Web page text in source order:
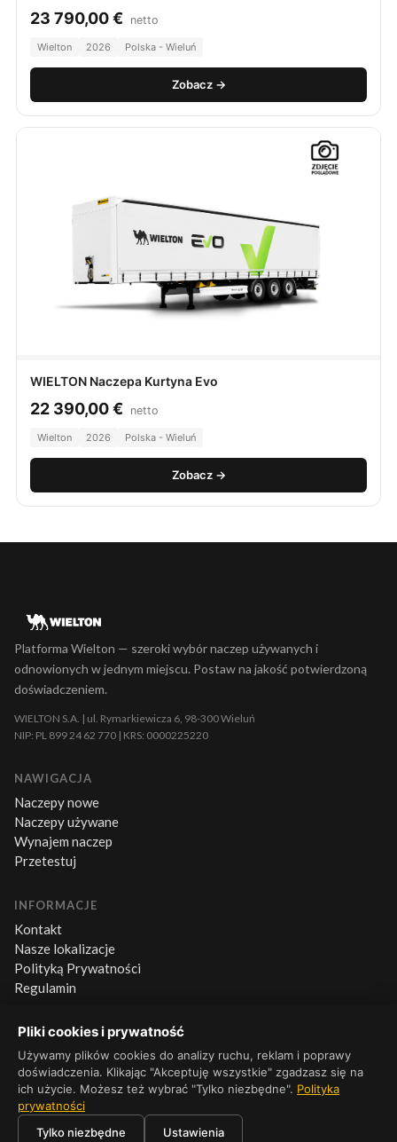
23 790,00€ netto
Wielton 2026 Polska - Wieluń
Zobacz →
WIELTON Naczepa Kurtyna Evo
22 390,00€ netto
Wielton 2026 Polska - Wieluń
Zobacz →
Pliki cookies i prywatność
Używamy plików cookies do analizy ruchu, reklam i poprawy
doświadczenia. Klikając "Akceptuję wszystkie" zgadzasz się na
ich użycie. Możesz też wybrać "Tylko niezbędne". Polityka
prywatności
Tylko niezbędne
Ustawienia
Platforma Wielton — szeroki wybór naczep używanych i
odnowionych w jednym miejscu. Postaw na jakość potwierdzoną
doświadczeniem.
WIELTON S.A. | ul. Rymarkiewicza 6, 98-300 Wieluń
NIP: PL 899 24 62 770 | KRS: 0000225220
NAWIGACJA
Naczepy nowe
Naczepy używane
Wynajem naczep
Przetestuj
INFORMACJE
Kontakt
Nasze lokalizacje
Polityką Prywatności
Regulamin
KONTAKT
+48 660 500 600
Pn–Pt 8:00–16:00